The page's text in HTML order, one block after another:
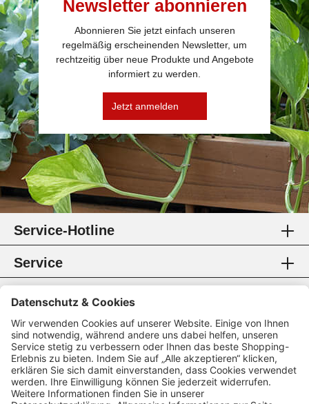
Newsletter abonnieren
Abonnieren Sie jetzt einfach unseren
regelmäßig erscheinenden Newsletter, um
rechtzeitig über neue Produkte und Angebote
informiert zu werden.
Jetzt anmelden
Service-Hotline
Service
Information
Rechtliches
Zahlungsmethoden
Zertifikate